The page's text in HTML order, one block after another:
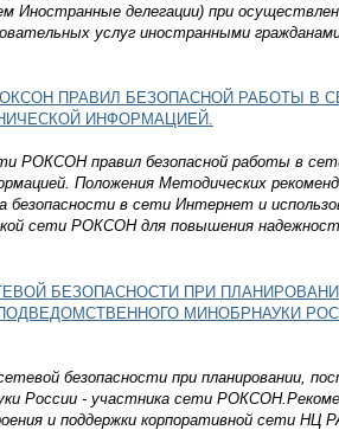
Иностранные делегации) при
услуг иностранными
ПРАВИЛ БЕЗОПАСНОЙ РАБОТЫ В
ИНФОРМАЦИЕЙ.
РОКСОН правил безопасной работы в
Положения Методических
в сети Интернет и
сети РОКСОН для повышения
БЕЗОПАСНОСТИ ПРИ
МИНОБРНАУКИ
безопасности при планировании,
России - участника сети
и поддержки корпоративной сети НЦ